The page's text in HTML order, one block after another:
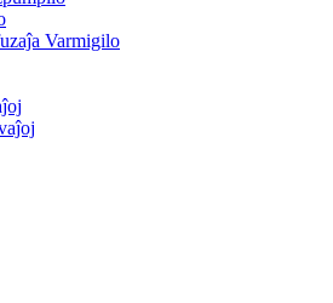
Varmigilo